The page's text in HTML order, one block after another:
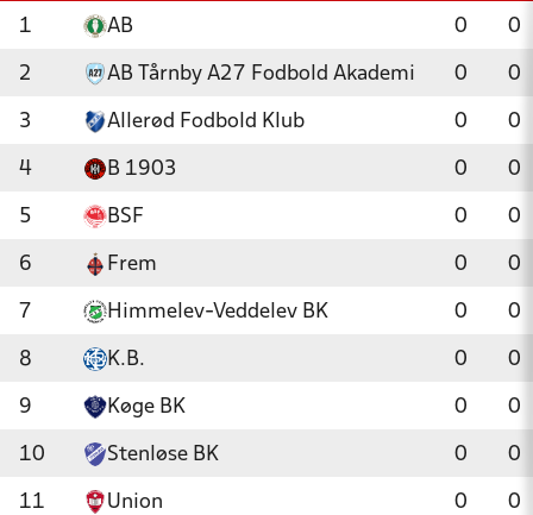
1 AB 0 0
2 AB Tårnby A27 Fodbold Akademi 0 0
3 Allerød Fodbold Klub 0 0
4 B 1903 0 0
5 BSF 0 0
6 Frem 0 0
7 Himmelev-Veddelev BK 0 0
8 K.B. 0 0
9 Køge BK 0 0
10 Stenløse BK 0 0
11 Union 0 0